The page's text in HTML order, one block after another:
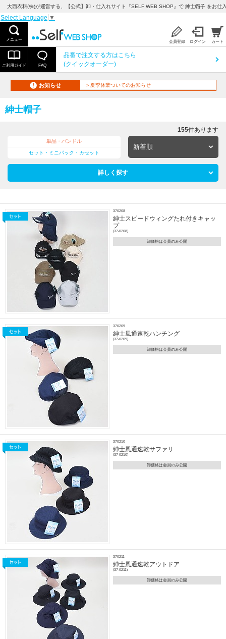
大西衣料(株)が運営する、【公式】卸・仕入れサイト『SELF WEB SHOP』で 紳士帽子 をお仕
Select Language ▼
メニュー 会員登録 ログイン カート
ご利用ガイド FAQ
品番で注文する方はこちら
(クイックオーダー)
お知らせ ＞夏季休業ついてのお知らせ
紳士帽子
単品・バンドル
セット・ミニパック・カセット
詳しく探す
155件あります
370208
紳士スピードウィングたれ付きキャッ
プ
(37-0208)
卸価格は会員のみ公開
370209
紳士風通速乾ハンチング
(37-0209)
卸価格は会員のみ公開
370210
紳士風通速乾サファリ
(37-0210)
卸価格は会員のみ公開
370211
紳士風通速乾アウトドア
(37-0211)
卸価格は会員のみ公開